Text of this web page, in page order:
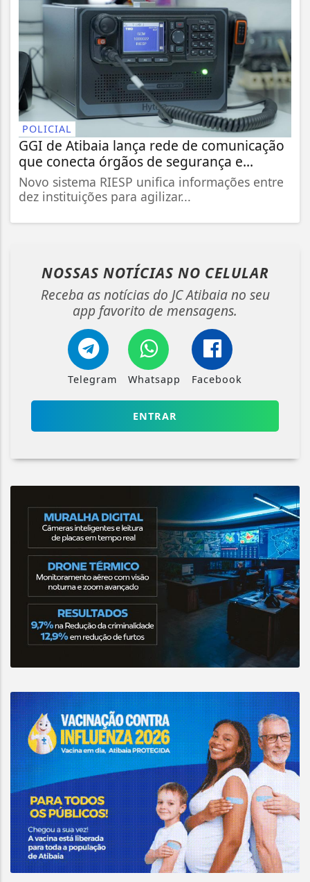
POLICIAL
GGI de Atibaia lança rede de comunicação
que conecta órgãos de segurança e...
Novo sistema RIESP unifica informações entre
dez instituições para agilizar...
NOSSAS NOTÍCIAS NO CELULAR
Receba as notícias do JC Atibaia no seu
app favorito de mensagens.
Telegram Whatsapp Facebook
ENTRAR